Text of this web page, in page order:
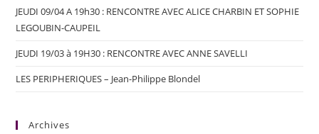
JEUDI 09/04 A 19h30 : RENCONTRE AVEC ALICE CHARBIN ET SOPHIE
LEGOUBIN-CAUPEIL
JEUDI 19/03 à 19H30 : RENCONTRE AVEC ANNE SAVELLI
LES PERIPHERIQUES – Jean-Philippe Blondel
Archives